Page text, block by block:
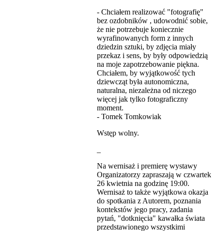
- Chciałem realizować "fotografię"
bez ozdobników , udowodnić sobie,
że nie potrzebuje koniecznie
wyrafinowanych form z innych
dziedzin sztuki, by zdjęcia miały
przekaz i sens, by były odpowiedzią
na moje zapotrzebowanie piękna.
Chciałem, by wyjątkowość tych
dziewcząt była autonomiczna,
naturalna, niezależna od niczego
więcej jak tylko fotograficzny
moment.
- Tomek Tomkowiak
Wstęp wolny.
Na wernisaż i premierę wystawy
Organizatorzy zapraszają w czwartek
26 kwietnia na godzinę 19:00.
Wernisaż to także wyjątkowa okazja
do spotkania z Autorem, poznania
kontekstów jego pracy, zadania
pytań, "dotknięcia" kawałka świata
przedstawionego wszystkimi